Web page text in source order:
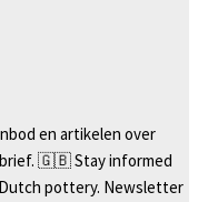
en artikelen over
🇬🇧 Stay informed
pottery. Newsletter